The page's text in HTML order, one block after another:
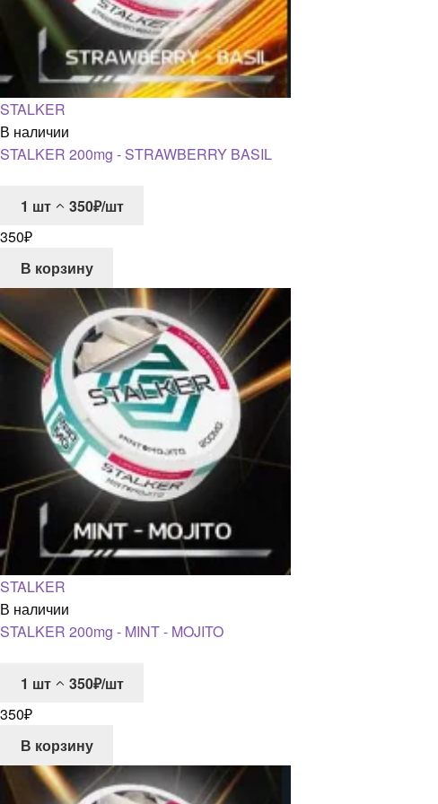
STALKER
В наличии
STALKER 200mg - STRAWBERRY BASIL
1 шт
350₽/шт
350₽
В корзину
STALKER
В наличии
STALKER 200mg - MINT - MOJITO
1 шт
350₽/шт
350₽
В корзину